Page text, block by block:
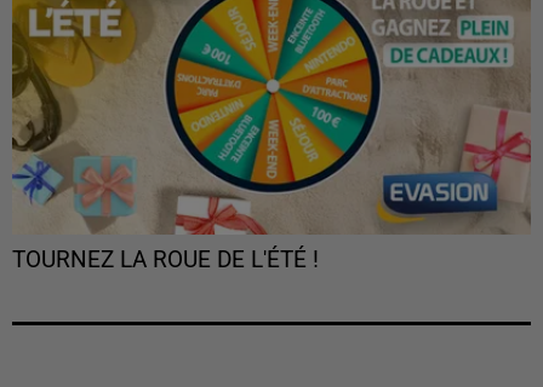
TOURNEZ LA ROUE DE L'ÉTÉ !